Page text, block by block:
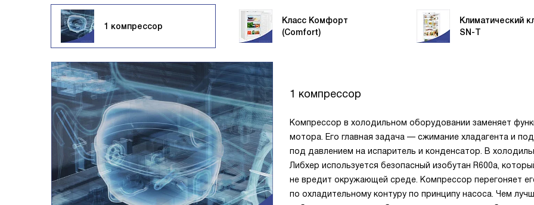
1 компрессор
Класс Комфорт
(Comfort)
Климатический
SN-T
1 компрессор
Компрессор в холодильном оборудовании заменяет
мотора. Его главная задача — сжимание хладагента и
под давлением на испаритель и конденсатор. В
Либхер используется безопасный изобутан R600a,
не вредит окружающей среде. Компрессор перегоняет
по охладительному контуру по принципу насоса. Чем